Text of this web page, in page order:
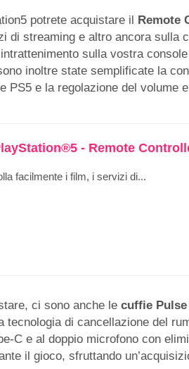
potrete acquistare il Remote
di streaming e altro ancora sulla
sulla vostra
inoltre state semplificate la
PS5 e la regolazione del volume
- Remote
facilmente i film, i servizi di...
ci sono anche le cuffie Pulse
tecnologia di cancellazione del
C e al doppio microfono con
il gioco, sfruttando